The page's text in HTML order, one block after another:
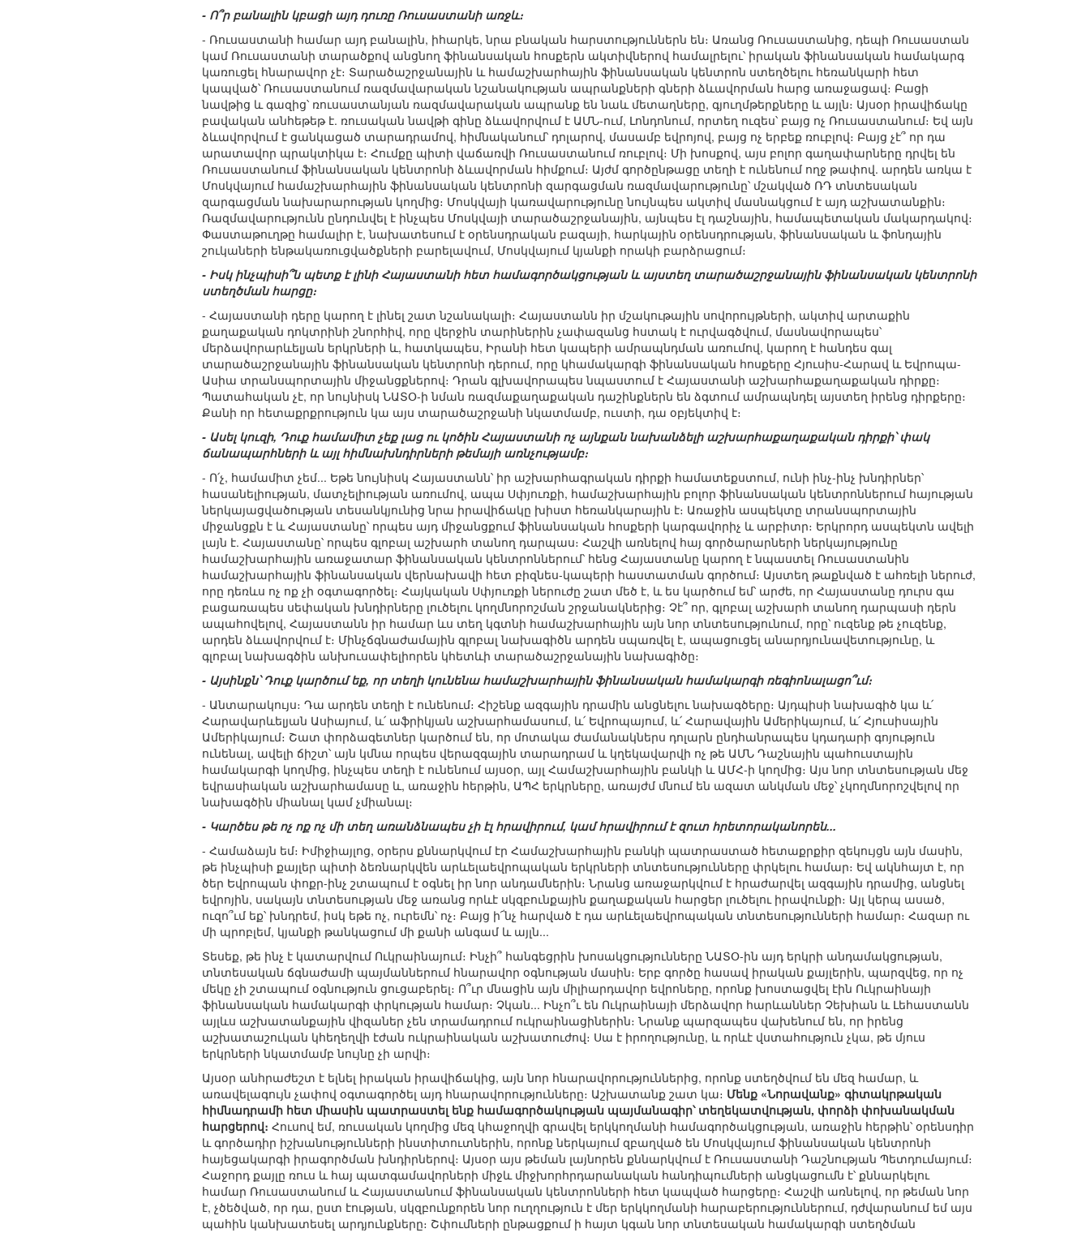
- Ո՞ր բանալին կբացի այդ դուռը Ռուսաստանի առջև։
- Ռուսաստանի համար այդ բանալին, իհարկե, նրա բնական հարստություններն են։ Առանց Ռուսաստանից, դեպի Ռուսաստան
կամ Ռուսաստանի տարածքով անցնող ֆինանսական հոսքերն ակտիվներով համալրելու՝ իրական ֆինանսական համակարգ
կառուցել հնարավոր չէ։ Տարածաշրջանային և համաշխարհային ֆինանսական կենտրոն ստեղծելու հեռանկարի հետ
կապված՝ Ռուսաստանում ռազմավարական նշանակության ապրանքների գների ձևավորման հարց առաջացավ։ Բացի
նավթից և գազից՝ ռուսաստանյան ռազմավարական ապրանք են նաև մետաղները, գյուղմթերքները և այլն։ Այսօր իրավիճակը
բավական անհեթեթ է. ռուսական նավթի գինը ձևավորվում է ԱՄՆ-ում, Լոնդոնում, որտեղ ուզես՝ բայց ոչ Ռուսաստանում։ Եվ այն
ձևավորվում է ցանկացած տարադրամով, հիմնականում՝ դոլարով, մասամբ եվրոյով, բայց ոչ երբեք ռուբլով։ Բայց չէ՞ որ դա
արատավոր պրակտիկա է։ Հումքը պիտի վաճառվի Ռուսաստանում ռուբլով։ Մի խոսքով, այս բոլոր գաղափարները դրվել են
Ռուսաստանում ֆինանսական կենտրոնի ձևավորման հիմքում։ Այժմ գործընթացը տեղի է ունենում ողջ թափով. արդեն առկա է
Մոսկվայում համաշխարհային ֆինանսական կենտրոնի զարգացման ռազմավարությունը՝ մշակված ՌԴ տնտեսական
զարգացման նախարարության կողմից։ Մոսկվայի կառավարությունը նույնպես ակտիվ մասնակցում է այդ աշխատանքին։
Ռազմավարությունն ընդունվել է ինչպես Մոսկվայի տարածաշրջանային, այնպես էլ դաշնային, համապետական մակարդակով։
Փաստաթուղթը համալիր է, նախատեսում է օրենսդրական բազայի, հարկային օրենսդրության, ֆինանսական և ֆոնդային
շուկաների ենթակառուցվածքների բարելավում, Մոսկվայում կյանքի որակի բարձրացում։
- Իսկ ինչպիսի՞ն պետք է լինի Հայաստանի հետ համագործակցության և այստեղ տարածաշրջանային ֆինանսական կենտրոնի
ստեղծման հարցը։
- Հայաստանի դերը կարող է լինել շատ նշանակալի։ Հայաստանն իր մշակութային սովորույթների, ակտիվ արտաքին
քաղաքական դոկտրինի շնորհիվ, որը վերջին տարիներին չափազանց հստակ է ուրվագծվում, մասնավորապես՝
մերձավորարևելյան երկրների և, հատկապես, Իրանի հետ կապերի ամրապնդման առումով, կարող է հանդես գալ
տարածաշրջանային ֆինանսական կենտրոնի դերում, որը կհամակարգի ֆինանսական հոսքերը Հյուսիս-Հարավ և Եվրոպա-
Ասիա տրանսպորտային միջանցքներով։ Դրան գլխավորապես նպաստում է Հայաստանի աշխարհաքաղաքական դիրքը։
Պատահական չէ, որ նույնիսկ ՆԱՏՕ-ի նման ռազմաքաղաքական դաշինքներն են ձգտում ամրապնդել այստեղ իրենց դիրքերը։
Քանի որ հետաքրքրություն կա այս տարածաշրջանի նկատմամբ, ուստի, դա օբյեկտիվ է։
- Ասել կուզի, Դուք համամիտ չեք լաց ու կոծին Հայաստանի ոչ այնքան նախանձելի աշխարհաքաղաքական դիրքի՝ փակ
ճանապարհների և այլ հիմնախնդիրների թեմայի առնչությամբ։
- Ո՛չ, համամիտ չեմ... Եթե նույնիսկ Հայաստանն՝ իր աշխարհագրական դիրքի համատեքստում, ունի ինչ-ինչ խնդիրներ՝
հասանելիության, մատչելիության առումով, ապա Սփյուռքի, համաշխարհային բոլոր ֆինանսական կենտրոններում հայության
ներկայացվածության տեսանկյունից նրա իրավիճակը խիստ հեռանկարային է։ Առաջին ասպեկտը տրանսպորտային
միջանցքն է և Հայաստանը՝ որպես այդ միջանցքում ֆինանսական հոսքերի կարգավորիչ և արբիտր։ Երկրորդ ասպեկտն ավելի
լայն է. Հայաստանը՝ որպես գլոբալ աշխարհ տանող դարպաս։ Հաշվի առնելով հայ գործարարների ներկայությունը
համաշխարհային առաջատար ֆինանսական կենտրոններում՝ հենց Հայաստանը կարող է նպաստել Ռուսաստանին
համաշխարհային ֆինանսական վերնախավի հետ բիզնես-կապերի հաստատման գործում։ Այստեղ թաքնված է ահռելի ներուժ,
որը դեռևս ոչ ոք չի օգտագործել։ Հայկական Սփյուռքի ներուժը շատ մեծ է, և ես կարծում եմ՝ արժե, որ Հայաստանը դուրս գա
բացառապես սեփական խնդիրները լուծելու կողմնորոշման շրջանակներից։ Չէ՞ որ, գլոբալ աշխարհ տանող դարպասի դերն
ապահովելով, Հայաստանն իր համար ևս տեղ կգտնի համաշխարհային այն նոր տնտեսությունում, որը՝ ուզենք թե չուզենք,
արդեն ձևավորվում է։ Մինչճգնաժամային գլոբալ նախագիծն արդեն սպառվել է, ապացուցել անարդյունավետությունը, և
գլոբալ նախագծին անխուսափելիորեն կհետևի տարածաշրջանային նախագիծը։
- Այսինքն՝ Դուք կարծում եք, որ տեղի կունենա համաշխարհային ֆինանսական համակարգի ռեգիոնալացո՞ւմ։
- Անտարակույս։ Դա արդեն տեղի է ունենում։ Հիշենք ազգային դրամին անցնելու նախագծերը։ Այդպիսի նախագիծ կա և՛
Հարավարևելյան Ասիայում, և՛ աֆրիկյան աշխարհամասում, և՛ Եվրոպայում, և՛ Հարավային Ամերիկայում, և՛ Հյուսիսային
Ամերիկայում։ Շատ փորձագետներ կարծում են, որ մոտակա ժամանակներս դոլարն ընդհանրապես կդադարի գոյություն
ունենալ, ավելի ճիշտ՝ այն կմնա որպես վերազգային տարադրամ և կղեկավարվի ոչ թե ԱՄՆ Դաշնային պահուստային
համակարգի կողմից, ինչպես տեղի է ունենում այսօր, այլ Համաշխարհային բանկի և ԱՄՀ-ի կողմից։ Այս նոր տնտեսության մեջ
եվրասիական աշխարհամասը և, առաջին հերթին, ԱՊՀ երկրները, առայժմ մնում են ազատ անկման մեջ՝ չկողմնորոշվելով որ
նախագծին միանալ կամ չմիանալ։
- Կարծես թե ոչ ոք ոչ մի տեղ առանձնապես չի էլ հրավիրում, կամ հրավիրում է զուտ հրետորականորեն...
- Համաձայն եմ։ Իմիջիայլոց, օրերս քննարկվում էր Համաշխարհային բանկի պատրաստած հետաքրքիր զեկույցն այն մասին,
թե ինչպիսի քայլեր պիտի ձեռնարկվեն արևելաեվրոպական երկրների տնտեսությունները փրկելու համար։ Եվ ակնհայտ է, որ
ծեր Եվրոպան փոքր-ինչ շտապում է օգնել իր նոր անդամներին։ Նրանց առաջարկվում է հրաժարվել ազգային դրամից, անցնել
եվրոյին, սակայն տնտեսության մեջ առանց որևէ սկզբունքային քաղաքական հարցեր լուծելու իրավունքի։ Այլ կերպ ասած,
ուզո՞ւմ եք՝ խնդրեմ, իսկ եթե ոչ, ուրեմն՝ ոչ։ Բայց ի՜նչ հարված է դա արևելաեվրոպական տնտեսությունների համար։ Հազար ու
մի պրոբլեմ, կյանքի թանկացում մի քանի անգամ և այլն...
Տեսեք, թե ինչ է կատարվում Ուկրաինայում։ Ինչի՞ հանգեցրին խոսակցությունները ՆԱՏՕ-ին այդ երկրի անդամակցության,
տնտեսական ճգնաժամի պայմաններում հնարավոր օգնության մասին։ Երբ գործը հասավ իրական քայլերին, պարզվեց, որ ոչ
մեկը չի շտապում օգնություն ցուցաբերել։ Ո՞ւր մնացին այն միլիարդավոր եվրոները, որոնք խոստացվել էին Ուկրաինայի
ֆինանսական համակարգի փրկության համար։ Չկան... Ինչո՞ւ են Ուկրաինայի մերձավոր հարևաններ Չեխիան և Լեհաստանն
այլևս աշխատանքային վիզաներ չեն տրամադրում ուկրաինացիներին։ Նրանք պարզապես վախենում են, որ իրենց
աշխատաշուկան կհեղեղվի էժան ուկրաինական աշխատուժով։ Սա է իրողությունը, և որևէ վստահություն չկա, թե մյուս
երկրների նկատմամբ նույնը չի արվի։
Այսօր անհրաժեշտ է ելնել իրական իրավիճակից, այն նոր հնարավորություններից, որոնք ստեղծվում են մեզ համար, և
առավելագույն չափով օգտագործել այդ հնարավորությունները։ Աշխատանք շատ կա։ Մենք «Նորավանք» գիտակրթական
հիմնադրամի հետ միասին պատրաստել ենք համագործակության պայմանագիր՝ տեղեկատվության, փորձի փոխանակման
հարցերով։ Հուսով եմ, ռուսական կողմից մեզ կհաջողվի գրավել երկկողմանի համագործակցության, առաջին հերթին՝ օրենսդիր
և գործադիր իշխանությունների ինստիտուտներին, որոնք ներկայում զբաղված են Մոսկվայում ֆինանսական կենտրոնի
հայեցակարգի իրագործման խնդիրներով։ Այսօր այս թեման լայնորեն քննարկվում է Ռուսաստանի Դաշնության Պետդումայում։
Հաջորդ քայլը ռուս և հայ պատգամավորների միջև միջխորհրդարանական հանդիպումների անցկացումն է՝ քննարկելու
համար Ռուսաստանում և Հայաստանում ֆինանսական կենտրոնների հետ կապված հարցերը։ Հաշվի առնելով, որ թեման նոր
է, չծեծված, որ դա, ըստ էության, սկզբունքորեն նոր ուղղություն է մեր երկկողմանի հարաբերություններում, դժվարանում եմ այս
պահին կանխատեսել արդյունքները։ Շփումների ընթացքում ի հայտ կգան նոր տնտեսական համակարգի ստեղծման